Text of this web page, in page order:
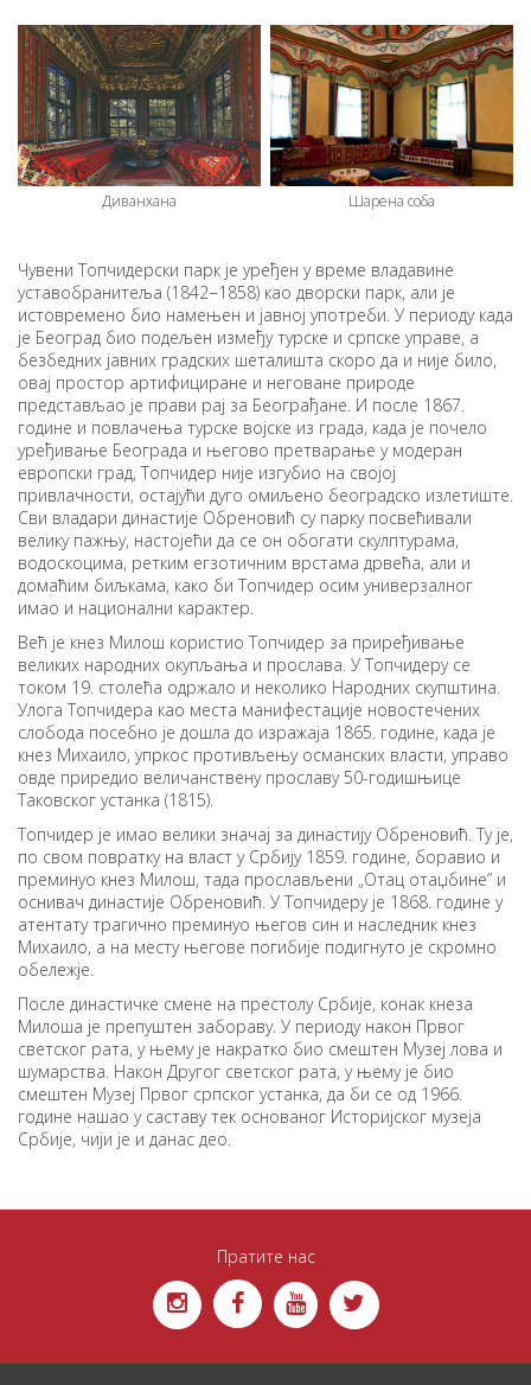
Диванхана Шарена соба
Чувени Топчидерски парк је уређен у време владавине
уставобранитеља (1842−1858) као дворски парк, али је
истовремено био намењен и јавној употреби. У периоду када
је Београд био подељен између турске и српске управе, а
безбедних јавних градских шеталишта скоро да и није било,
овај простор артифициране и неговане природе
представљао је прави рај за Београђане. И после 1867.
године и повлачења турске војске из града, када је почело
уређивање Београда и његово претварање у модеран
европски град, Топчидер није изгубио на својој
привлачности, остајући дуго омиљено београдско излетиште.
Сви владари династије Обреновић су парку посвећивали
велику пажњу, настојећи да се он обогати скулптурама,
водоскоцима, ретким егзотичним врстама дрвећа, али и
домаћим биљкама, како би Топчидер осим универзалног
имао и национални карактер.
Већ је кнез Милош користио Топчидер за приређивање
великих народних окупљања и прослава. У Топчидеру се
током 19. столећа одржало и неколико Народних скупштина.
Улога Топчидера као места манифестације новостечених
слобода посебно је дошла до изражаја 1865. године, када је
кнез Михаило, упркос противљењу османских власти, управо
овде приредио величанствену прославу 50-годишњице
Таковског устанка (1815).
Топчидер је имао велики значај за династију Обреновић. Ту је,
по свом повратку на власт у Србију 1859. године, боравио и
преминуо кнез Милош, тада прослављени „Отац отаџбине” и
оснивач династије Обреновић. У Топчидеру је 1868. године у
атентату трагично преминуо његов син и наследник кнез
Михаило, а на месту његове погибије подигнуто је скромно
обележје.
После династичке смене на престолу Србије, конак кнеза
Милоша је препуштен забораву. У периоду након Првог
светског рата, у њему је накратко био смештен Музеј лова и
шумарства. Након Другог светског рата, у њему је био
смештен Музеј Првог српског устанка, да би се од 1966.
године нашао у саставу тек основаног Историјског музеја
Србије, чији је и данас део.
Пратите нас